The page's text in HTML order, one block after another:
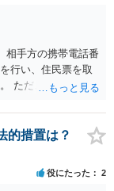
措置を辞さない姿
相手方の携帯電話番
行い、住民票を取
ただ、他人名義の
会できる可能性はあ
くなります。 身元
していきます。 基
ん。 詐欺を含め、
す。 さらに、渡し
的措置は？
役にたった 2